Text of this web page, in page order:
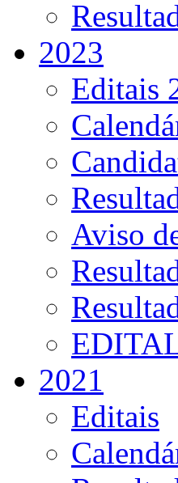
2023
Editais
Aviso
2021
Editais